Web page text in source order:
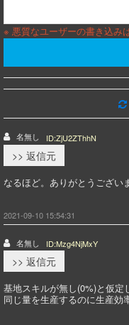
※ 悪質なユーザーの書き込み
名無し ID:ZjU2ZThhN
>> 返信元
なるほど。ありがとうござい
2021-09-10 15:54:31
名無し ID:Mzg4NjMxY
>> 返信元
基地スキルが無し(0%)と仮定
同じ量を生産するのに生産効